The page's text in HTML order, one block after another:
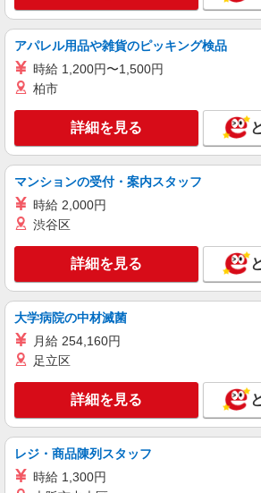
稲毛駅｜シニア向け住宅
手伝い
時給1500円〜2250円
通費全支給(ガソリン代含
千葉市稲毛区小仲台
キープ
派遣社員
株式会社kotrio /●CB-H-1982920
稲毛駅｜リハビリ補助な
STAFF♪未経験OK
時給1600円〜2250円
通費全支給(ガソリン代含む
千葉市稲毛区小仲台
株式会社kotrio /●CB-H-2031571
稲毛駅◆サ高住スタッ
時給1600円〜2250円
アパレル用品や雑貨のピッキング検品
時給 1,200円〜1,500円
柏市
詳細を見る
マンションの受付・案内スタッフ
時給 2,000円
渋谷区
詳細を見る
大学病院の中材滅菌
月給 254,160円
足立区
詳細を見る
レジ・商品陳列スタッフ
時給 1,300円